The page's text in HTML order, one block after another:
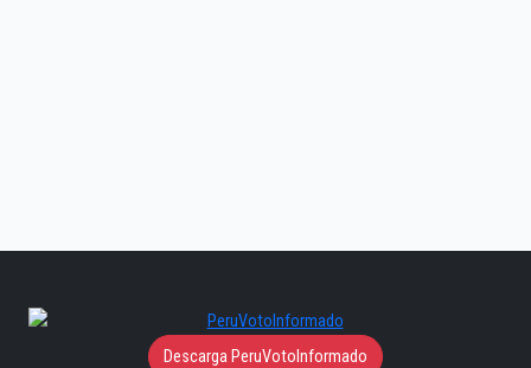
Descarga PeruVotoInformado